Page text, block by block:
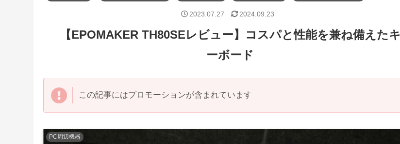
【EPOMAKER TH80SEレビュー】コスパと性能を兼ね備えたキ
ーボード
この記事にはプロモーションが含まれています
PC周辺機器
2023.07.27 2024.09.23